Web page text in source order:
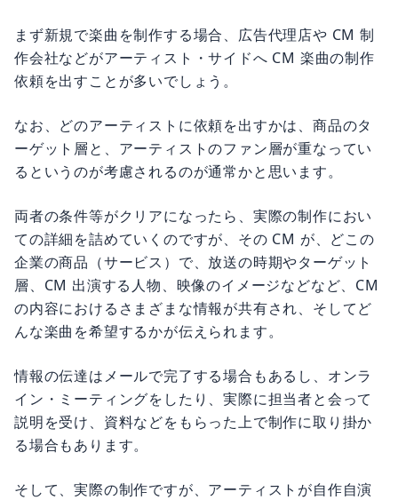
まず新規で楽曲を制作する場合、広告代理店や CM 制
作会社などがアーティスト・サイドへ CM 楽曲の制作
依頼を出すことが多いでしょう。
なお、どのアーティストに依頼を出すかは、商品のタ
ーゲット層と、アーティストのファン層が重なってい
るというのが考慮されるのが通常かと思います。
両者の条件等がクリアになったら、実際の制作におい
ての詳細を詰めていくのですが、その CM が、どこの
企業の商品（サービス）で、放送の時期やターゲット
層、CM 出演する人物、映像のイメージなどなど、CM
の内容におけるさまざまな情報が共有され、そしてど
んな楽曲を希望するかが伝えられます。
情報の伝達はメールで完了する場合もあるし、オンラ
イン・ミーティングをしたり、実際に担当者と会って
説明を受け、資料などをもらった上で制作に取り掛か
る場合もあります。
そして、実際の制作ですが、アーティストが自作自演